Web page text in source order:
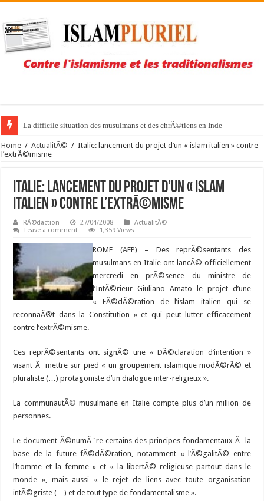
La difficile situation des musulmans et des chrÃ©tiens en Inde
Home / ActualitÃ© / Italie: lancement du projet d’un « islam italien » contre
l’extrÃ©misme
Italie: lancement du projet d’un « islam
italien » contre l’extrÃ©misme
RÃ©daction 27/04/2008
ActualitÃ©
Leave a comment
1,359 Views
ROME (AFP) – Des reprÃ©sentants des
musulmans en Italie ont lancÃ© officiellement
mercredi en prÃ©sence du ministre de
l’IntÃ©rieur Giuliano Amato le projet d’une
« FÃ©dÃ©ration de l’islam italien qui se
reconnaÃ®t dans la Constitution » et qui peut lutter efficacement
contre l’extrÃ©misme.
Ces reprÃ©sentants ont signÃ© une « DÃ©claration d’intention »
visant Ã mettre sur pied « un groupement islamique modÃ©rÃ© et
pluraliste (…) protagoniste d’un dialogue inter-religieux ».
La communautÃ© musulmane en Italie compte plus d’un million de
personnes.
Le document Ã©numÃ¨re certains des principes fondamentaux Ã la
base de la future fÃ©dÃ©ration, notamment « l’Ã©galitÃ© entre
l’homme et la femme » et « la libertÃ© religieuse partout dans le
monde », mais aussi « le rejet de liens avec toute organisation
intÃ©griste (…) et de tout type de fondamentalisme ».